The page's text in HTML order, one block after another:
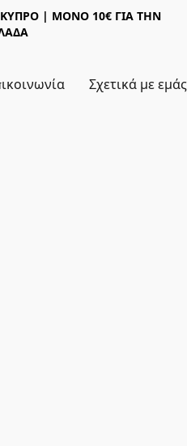
| ΜΟΝΟ 10€ ΓΙΑ ΤΗΝ
Σχετικά με εμάς